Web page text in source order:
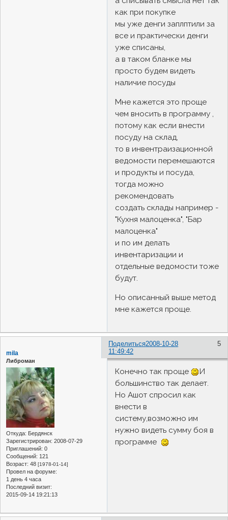
как при покупке
мы уже денги заплптили за
все и практически денги
уже списаны,
а в таком бланке мы
просто будем видеть
наличие посуды
Мне кажется это проще
чем вносить в программу ,
потому как если внести
посуду на склад,
то в инвентраизационной
ведомости перемешаются
и продукты и посуда,
тогда можно
рекомендовать
создать склады например -
"Кухня малоценка", "Бар
малоценка"
и по им делать
инвентаризации и
отдельные ведомости тоже
будут.
Но описанный выше метод
мне кажется проще.
Поделиться 5
2008-10-28
11:49:42
mila
Либроман
Откуда: Бердянск
Зарегистрирован: 2008-07-29
Приглашений: 0
Сообщений: 121
Возраст: 48 [1978-01-14]
Провел на форуме:
1 день 4 часа
Последний визит:
2015-09-14 19:21:13
Конечно так проще
И
большинство так делает.
Но Ашот спросил как
внести в
систему,возможно им
нужно видеть сумму боя в
программе